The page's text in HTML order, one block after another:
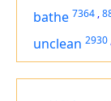
bathe 7364 ,
unclean 2930